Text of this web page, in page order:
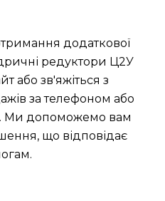
додаткової
редуктори Ц2У
або зв'яжіться з
за телефоном або
Ми допоможемо вам
що відповідає